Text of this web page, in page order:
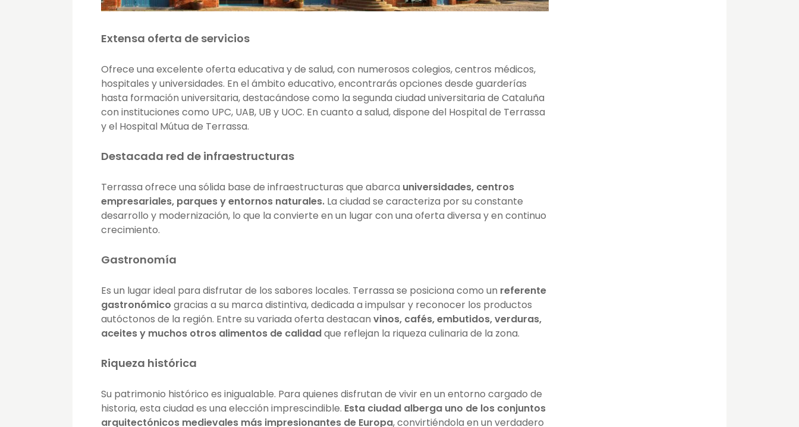
Extensa oferta de servicios
Ofrece una excelente oferta educativa y de salud, con numerosos colegios, centros médicos,
hospitales y universidades. En el ámbito educativo, encontrarás opciones desde guarderías
hasta formación universitaria, destacándose como la segunda ciudad universitaria de Cataluña
con instituciones como UPC, UAB, UB y UOC. En cuanto a salud, dispone del Hospital de Terrassa
y el Hospital Mútua de Terrassa.
Destacada red de infraestructuras
Terrassa ofrece una sólida base de infraestructuras que abarca universidades, centros
empresariales, parques y entornos naturales. La ciudad se caracteriza por su constante
desarrollo y modernización, lo que la convierte en un lugar con una oferta diversa y en continuo
crecimiento.
Gastronomía
Es un lugar ideal para disfrutar de los sabores locales. Terrassa se posiciona como un referente
gastronómico gracias a su marca distintiva, dedicada a impulsar y reconocer los productos
autóctonos de la región. Entre su variada oferta destacan vinos, cafés, embutidos, verduras,
aceites y muchos otros alimentos de calidadque reflejan la riqueza culinaria de la zona.
Riqueza histórica
Su patrimonio histórico es inigualable. Para quienes disfrutan de vivir en un entorno cargado de
historia, esta ciudad es una elección imprescindible. Esta ciudad alberga uno de los conjuntos
arquitectónicos medievales más impresionantes de Europa, convirtiéndola en un verdadero